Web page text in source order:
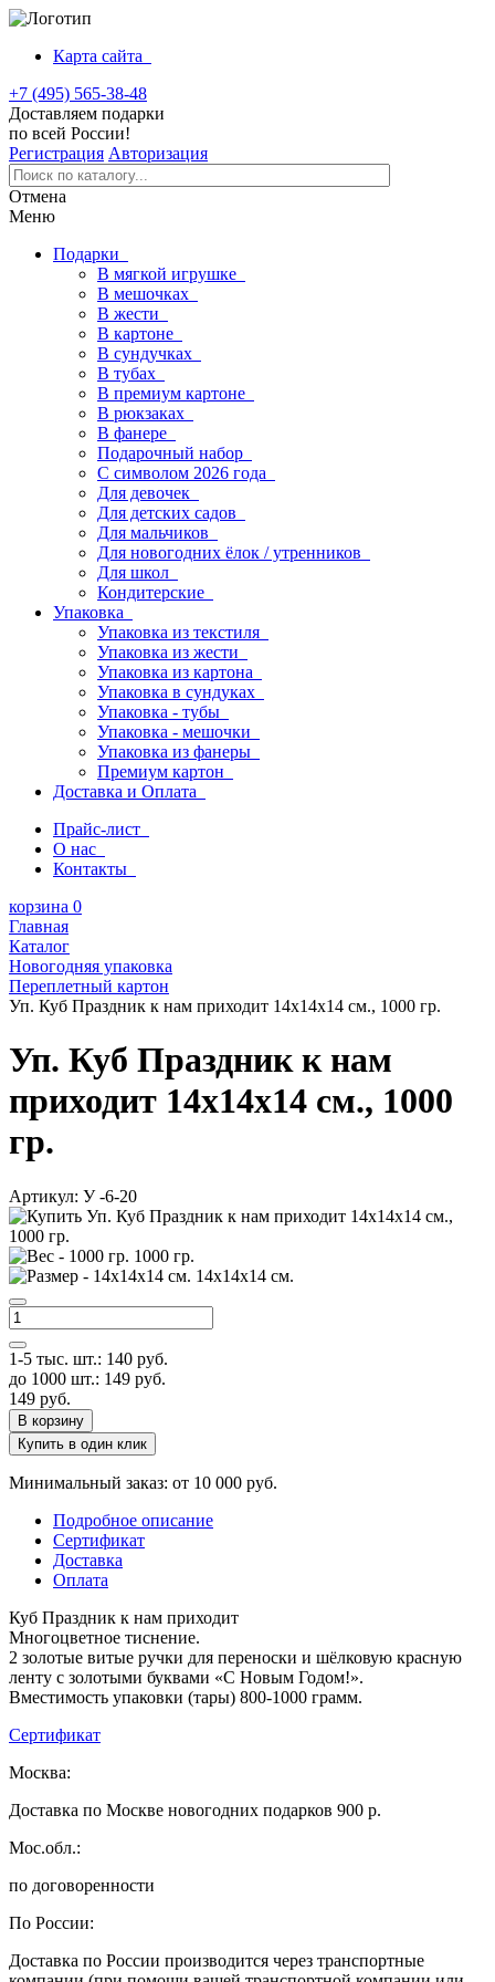
Карта сайта
+7 (495) 565-38-48
Доставляем подарки
по всей России!
Регистрация Авторизация
Отмена
Меню
Подарки
В мягкой игрушке
В мешочках
В жести
В картоне
В сундучках
В тубах
В премиум картоне
В рюкзаках
В фанере
Подарочный набор
С символом 2026 года
Для девочек
Для детских садов
Для мальчиков
Для новогодних ёлок / утренников
Для школ
Кондитерские
Упаковка
Упаковка из текстиля
Упаковка из жести
Упаковка из картона
Упаковка в сундуках
Упаковка - тубы
Упаковка - мешочки
Упаковка из фанеры
Премиум картон
Доставка и Оплата
Прайс-лист
О нас
Контакты
корзина 0
Главная
Каталог
Новогодняя упаковка
Переплетный картон
Уп. Куб Праздник к нам приходит 14х14х14 см., 1000 гр.
Уп. Куб Праздник к нам
приходит 14х14х14 см., 1000
гр.
Артикул: У -6-20
1000 гр.
14х14х14 см.
1-5 тыс. шт.: 140 руб.
до 1000 шт.: 149 руб.
149 руб.
В корзину
Купить в один клик
Минимальный заказ: от 10 000 руб.
Подробное описание
Сертификат
Доставка
Оплата
Куб Праздник к нам приходит
Многоцветное тиснение.
2 золотые витые ручки для переноски и шёлковую красную
ленту с золотыми буквами «С Новым Годом!».
Вместимость упаковки (тары) 800-1000 грамм.
Сертификат
Москва:
Доставка по Москве новогодних подарков 900 р.
Мос.обл.:
по договоренности
По России:
Доставка по России производится через транспортные